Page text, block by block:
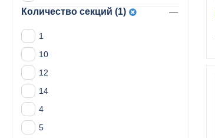
Количество секций (1)
1
10
12
14
4
5